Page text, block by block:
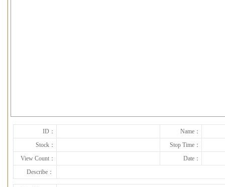
ID：
Name：
Stock：
Stop Time：
View Count：
Date：
Describe：